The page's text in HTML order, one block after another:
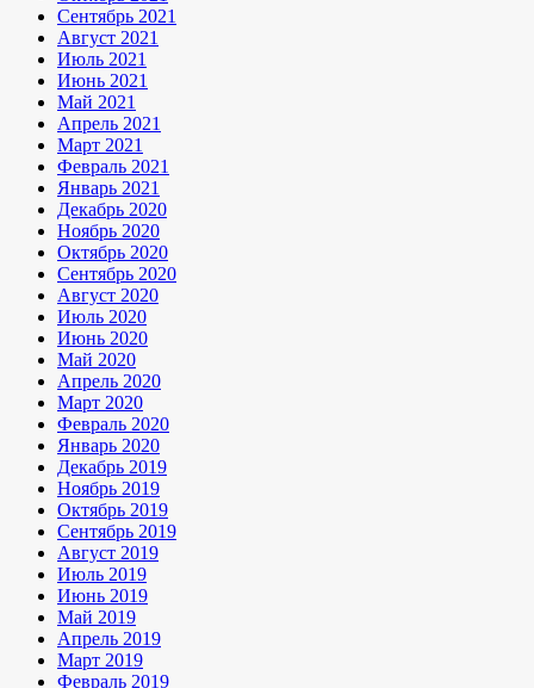
Сентябрь 2021
Август 2021
Июль 2021
Июнь 2021
Май 2021
Апрель 2021
Март 2021
Февраль 2021
Январь 2021
Декабрь 2020
Ноябрь 2020
Октябрь 2020
Сентябрь 2020
Август 2020
Июль 2020
Июнь 2020
Май 2020
Апрель 2020
Март 2020
Февраль 2020
Январь 2020
Декабрь 2019
Ноябрь 2019
Октябрь 2019
Сентябрь 2019
Август 2019
Июль 2019
Июнь 2019
Май 2019
Апрель 2019
Март 2019
Февраль 2019